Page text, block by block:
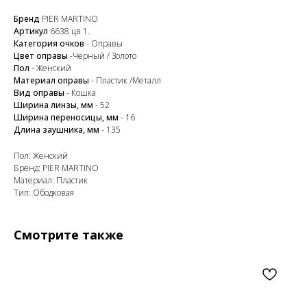
Бренд PIER MARTINO
Артикул 6638 цв 1.
Категория очков - Оправы
Цвет оправы -Черный / Золото
Пол - Женский
Материал оправы - Пластик /Металл
Вид оправы - Кошка
Ширина линзы, мм - 52
Ширина переносицы, мм - 16
Длина заушника, мм - 135
Пол: Женский
Бренд: PIER MARTINO
Материал: Пластик
Тип: Ободковая
Смотрите также